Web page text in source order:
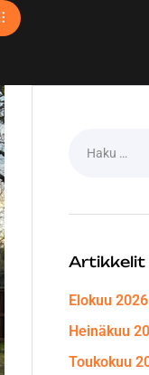
Elokuu 2026
Heinäkuu
Toukokuu